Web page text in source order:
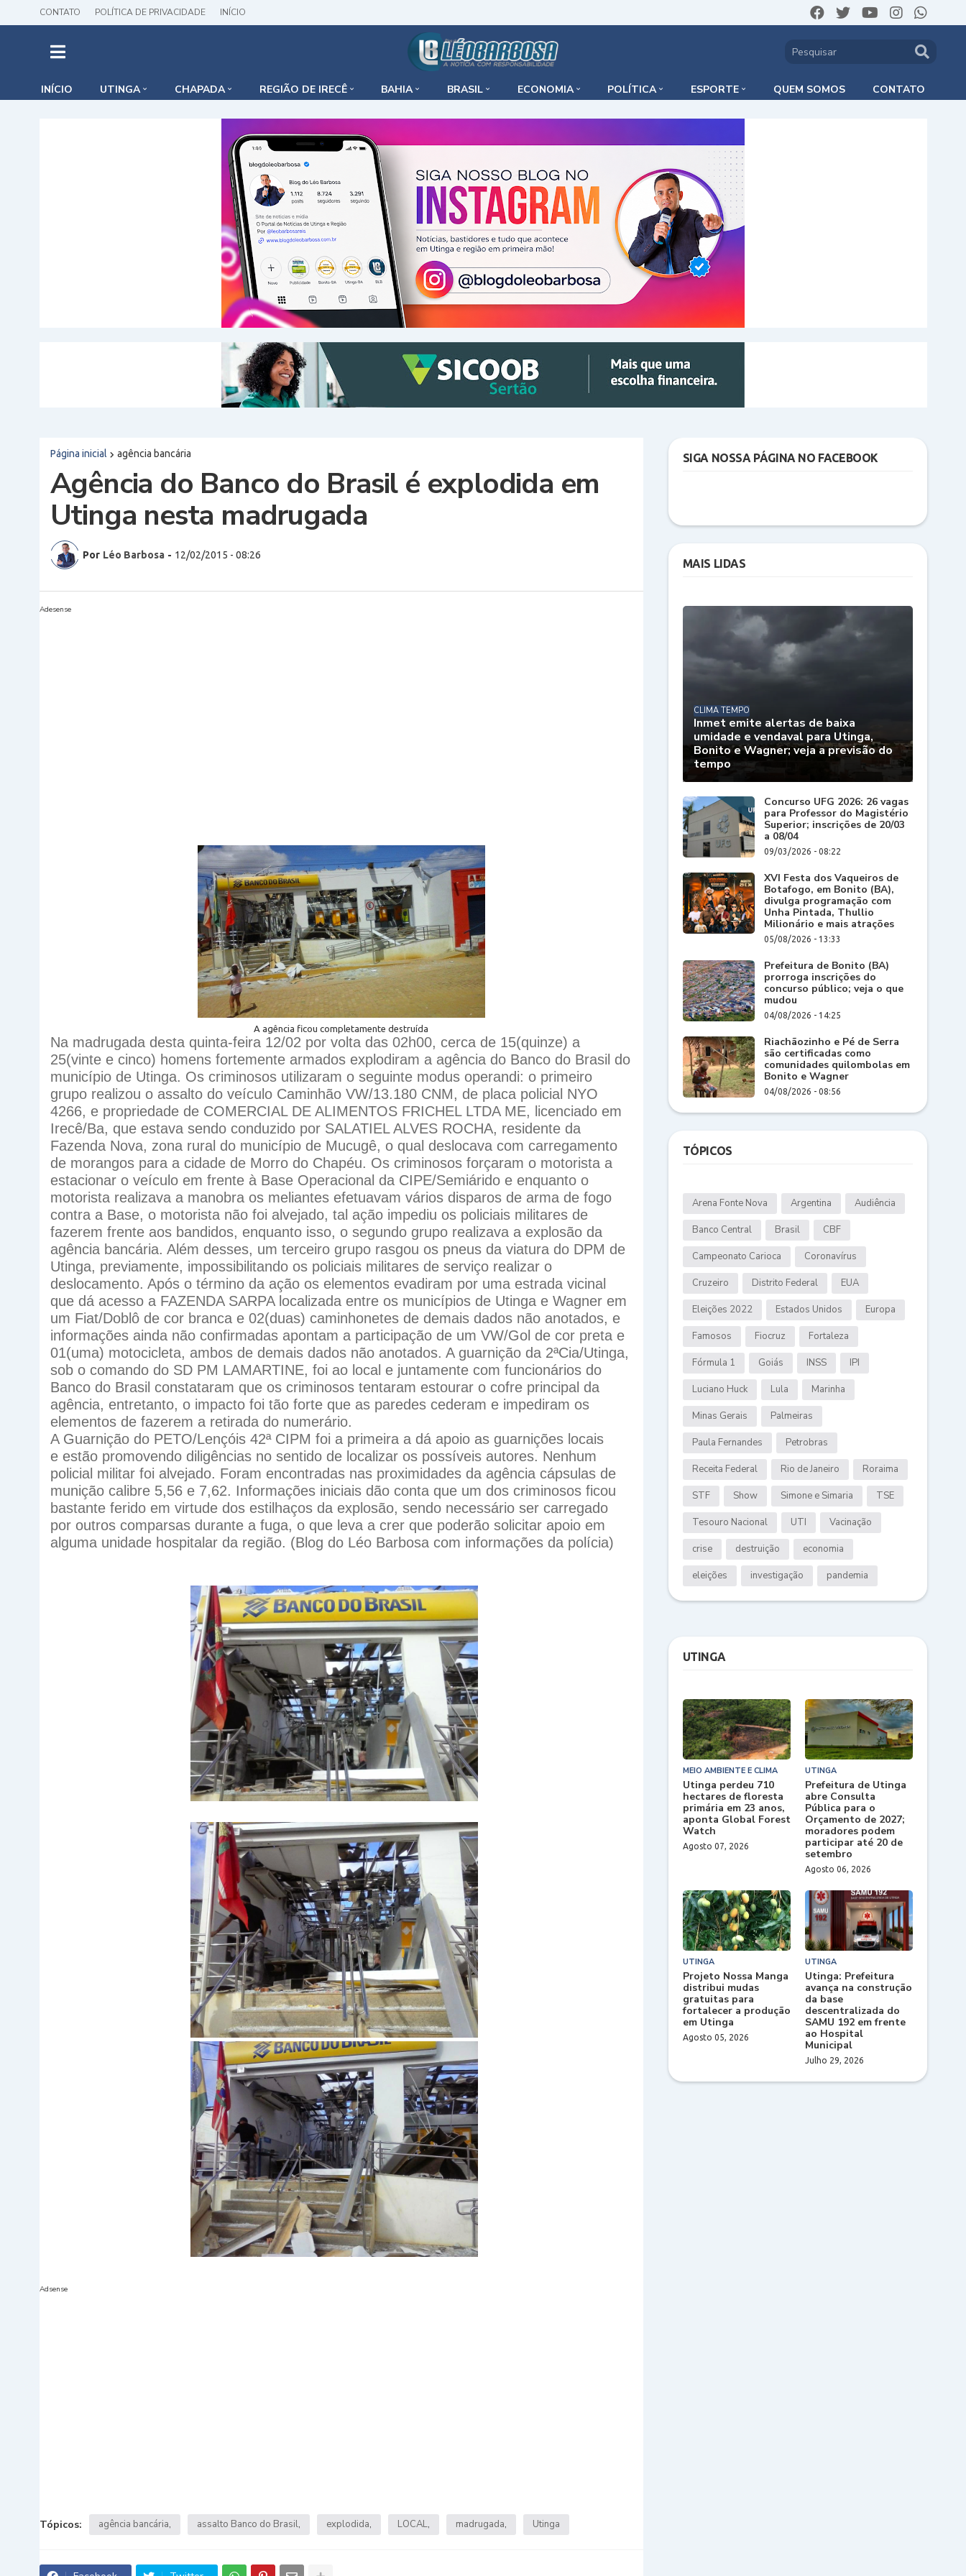
CONTATO POLÍTICA DE PRIVACIDADE INÍCIO
INÍCIO UTINGA CHAPADA REGIÃO DE IRECÊ BAHIA BRASIL ECONOMIA POLÍTICA ESPORTE QUEM SOMOS CONTATO
Página inicial agência bancária
Agência do Banco do Brasil é explodida em
Utinga nesta madrugada
Por Léo Barbosa - 12/02/2015 - 08:26
Adesense
A agência ficou completamente destruída
Na madrugada desta quinta-feira 12/02 por volta das 02h00, cerca de 15(quinze) a
25(vinte e cinco) homens fortemente armados explodiram a agência do Banco do Brasil do
município de Utinga. Os criminosos utilizaram o seguinte modus operandi: o primeiro
grupo realizou o assalto do veículo Caminhão VW/13.180 CNM, de placa policial NYO
4266, e propriedade de COMERCIAL DE ALIMENTOS FRICHEL LTDA ME, licenciado em
Irecê/Ba, que estava sendo conduzido por SALATIEL ALVES ROCHA, residente da
Fazenda Nova, zona rural do município de Mucugê, o qual deslocava com carregamento
de morangos para a cidade de Morro do Chapéu. Os criminosos forçaram o motorista a
estacionar o veículo em frente à Base Operacional da CIPE/Semiárido e enquanto o
motorista realizava a manobra os meliantes efetuavam vários disparos de arma de fogo
contra a Base, o motorista não foi alvejado, tal ação impediu os policiais militares de
fazerem frente aos bandidos, enquanto isso, o segundo grupo realizava a explosão da
agência bancária. Além desses, um terceiro grupo rasgou os pneus da viatura do DPM de
Utinga, previamente, impossibilitando os policiais militares de serviço realizar o
deslocamento. Após o término da ação os elementos evadiram por uma estrada vicinal
que dá acesso a FAZENDA SARPA localizada entre os municípios de Utinga e Wagner em
um Fiat/Doblô de cor branca e 02(duas) caminhonetes de demais dados não anotados, e
informações ainda não confirmadas apontam a participação de um VW/Gol de cor preta e
01(uma) motocicleta, ambos de demais dados não anotados. A guarnição da 2ªCia/Utinga,
sob o comando do SD PM LAMARTINE, foi ao local e juntamente com funcionários do
Banco do Brasil constataram que os criminosos tentaram estourar o cofre principal da
agência, entretanto, o impacto foi tão forte que as paredes cederam e impediram os
elementos de fazerem a retirada do numerário.
A Guarnição do PETO/Lençóis 42ª CIPM foi a primeira a dá apoio as guarnições locais
e estão promovendo diligências no sentido de localizar os possíveis autores. Nenhum
policial militar foi alvejado. Foram encontradas nas proximidades da agência cápsulas de
munição calibre 5,56 e 7,62. Informações iniciais dão conta que um dos criminosos ficou
bastante ferido em virtude dos estilhaços da explosão, sendo necessário ser carregado
por outros comparsas durante a fuga, o que leva a crer que poderão solicitar apoio em
alguma unidade hospitalar da região. (Blog do Léo Barbosa com informações da polícia)
Adsense
Tópicos: agência bancária assalto Banco do Brasil explodida LOCAL madrugada Utinga
SIGA NOSSA PÁGINA NO FACEBOOK
MAIS LIDAS
CLIMA TEMPO
Inmet emite alertas de baixa
umidade e vendaval para Utinga,
Bonito e Wagner; veja a previsão do
tempo
Concurso UFG 2026: 26 vagas
para Professor do Magistério
Superior; inscrições de 20/03
a 08/04
09/03/2026 - 08:22
XVI Festa dos Vaqueiros de
Botafogo, em Bonito (BA),
divulga programação com
Unha Pintada, Thullio
Milionário e mais atrações
05/08/2026 - 13:33
Prefeitura de Bonito (BA)
prorroga inscrições do
concurso público; veja o que
mudou
04/08/2026 - 14:25
Riachãozinho e Pé de Serra
são certificadas como
comunidades quilombolas em
Bonito e Wagner
04/08/2026 - 08:56
TÓPICOS
Arena Fonte Nova Argentina Audiência
Banco Central Brasil CBF
Campeonato Carioca Coronavírus
Cruzeiro Distrito Federal EUA
Eleições 2022 Estados Unidos Europa
Famosos Fiocruz Fortaleza
Fórmula 1 Goiás INSS IPI
Luciano Huck Lula Marinha
Minas Gerais Palmeiras
Paula Fernandes Petrobras
Receita Federal Rio de Janeiro Roraima
STF Show Simone e Simaria TSE
Tesouro Nacional UTI Vacinação
crise destruição economia
eleições investigação pandemia
UTINGA
MEIO AMBIENTE E CLIMA
Utinga perdeu 710
hectares de floresta
primária em 23 anos,
aponta Global Forest
Watch
Agosto 07, 2026
UTINGA
Prefeitura de Utinga
abre Consulta
Pública para o
Orçamento de 2027;
moradores podem
participar até 20 de
setembro
Agosto 06, 2026
UTINGA
Projeto Nossa Manga
distribui mudas
gratuitas para
fortalecer a produção
em Utinga
Agosto 05, 2026
UTINGA
Utinga: Prefeitura
avança na construção
da base
descentralizada do
SAMU 192 em frente
ao Hospital
Municipal
Julho 29, 2026